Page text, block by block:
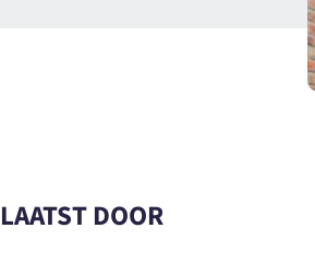
DOOR